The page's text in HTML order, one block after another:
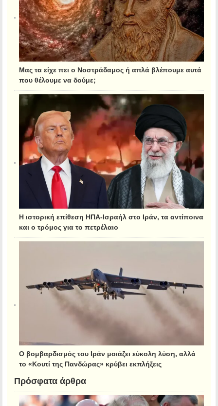
Μας τα είχε πει ο Νοστράδαμος ή απλά βλέπουμε αυτά
που θέλουμε να δούμε;
Η ιστορική επίθεση ΗΠΑ-Ισραήλ στο Ιράν, τα αντίποινα
και ο τρόμος για το πετρέλαιο
Ο βομβαρδισμός του Ιράν μοιάζει εύκολη λύση, αλλά
το «Κουτί της Πανδώρας» κρύβει εκπλήξεις
Πρόσφατα άρθρα